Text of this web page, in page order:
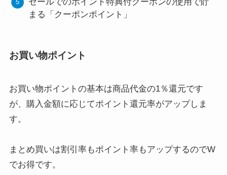
まる「クーポンポイント」
お買い物ポイント
お買い物ポイントの基本は商品代金の1％還元です
が、購入金額に応じてポイント還元率がアップしま
す。
まとめ買いは割引率もポイント率もアップするのでW
でお得です。